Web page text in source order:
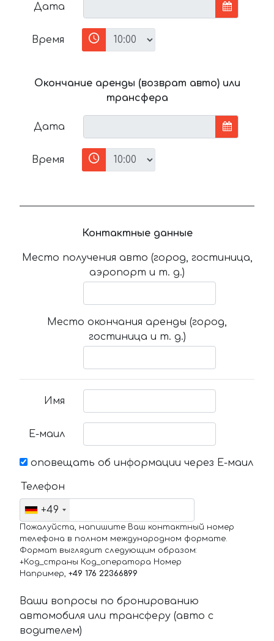
Дата
Время
Окончание аренды (возврат авто) или
трансфера
Дата
Время
Контактные данные
Место получения авто (город, гостиница,
аэропорт и т. д.)
Место окончания аренды (город,
гостиница и т. д.)
Имя
Е-маил
оповещать об информации через Е-маил
Телефон
+49
Пожалуйста, напишите Ваш контактный номер
телефона в полном международном формате.
Формат выглядит следующим образом:
+Код_страны Код_оператора Номер
Например, +49 176 22366899
Ваши вопросы по бронированию
автомобиля или трансферу (авто с
водителем)